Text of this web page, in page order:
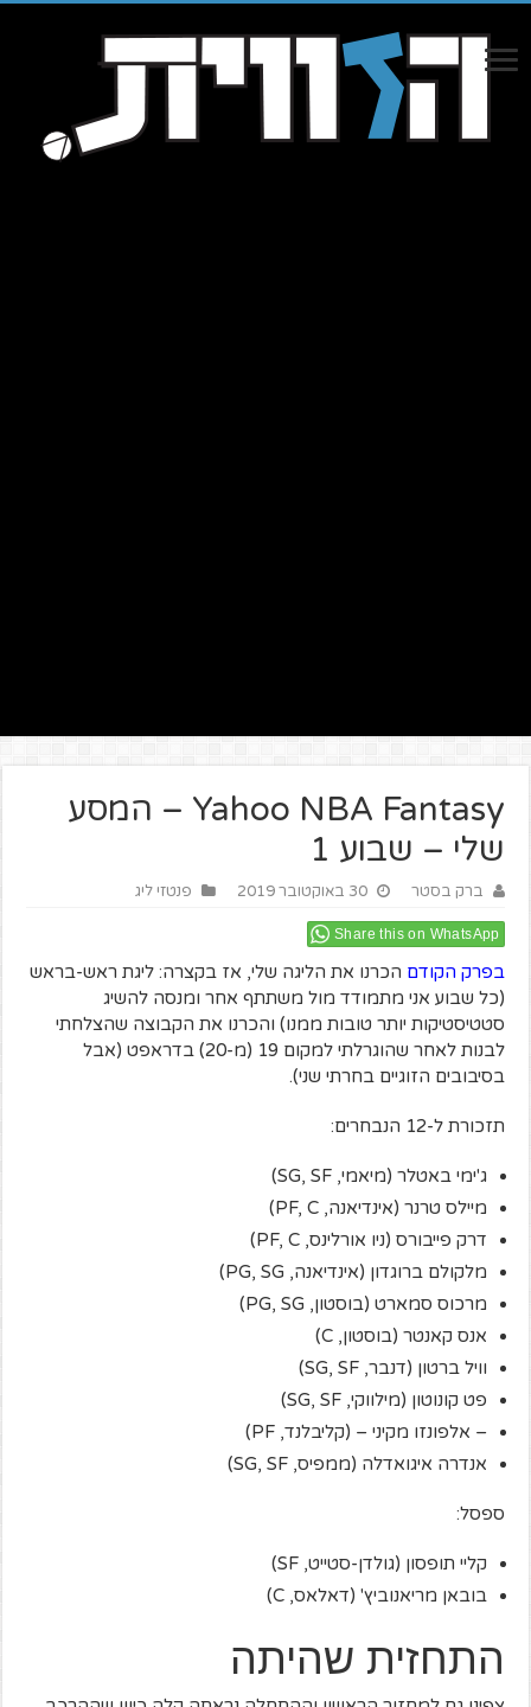
Yahoo NBA Fantasy – המסע
שלי – שבוע 1
ברק בסטר 30 באוקטובר 2019 פנטזי ליג
Share this on WhatsApp
בפרק הקודם הכרנו את הליגה שלי, אז בקצרה: ליגת ראש-בראש
(כל שבוע אני מתמודד מול משתתף אחר ומנסה להשיג
סטטיסטיקות יותר טובות ממנו) והכרנו את הקבוצה שהצלחתי
לבנות לאחר שהוגרלתי למקום 19 (מ-20) בדראפט (אבל
בסיבובים הזוגיים בחרתי שני).
תזכורת ל-12 הנבחרים:
ג'ימי באטלר (מיאמי, SG, SF)
מיילס טרנר (אינדיאנה, PF, C)
דרק פייבורס (ניו אורלינס, PF, C)
מלקולם ברוגדון (אינדיאנה, PG, SG)
מרכוס סמארט (בוסטון, PG, SG)
אנס קאנטר (בוסטון, C)
וויל ברטון (דנבר, SG, SF)
פט קונוטון (מילווקי, SG, SF)
– אלפונזו מקיני – (קליבלנד, PF)
אנדרה איגואדלה (ממפיס, SG, SF)
ספסל:
קליי תופסון (גולדן-סטייט, SF)
בובאן מריאנוביץ' (דאלאס, C)
התחזית שהיתה